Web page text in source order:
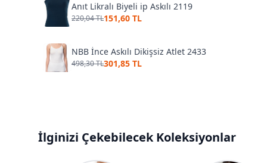
Anıt Likralı Biyeli ip Askılı 2119
220,04 TL151,60 TL
NBB İnce Askılı Dikişsiz Atlet 2433
498,30 TL301,85 TL
İlginizi Çekebilecek Koleksiyonlar